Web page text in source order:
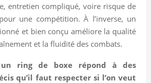
entretien compliqué, voire risque de
une compétition. À l’inverse, un
et bien conçu améliore la qualité
et la fluidité des combats.
un ring de boxe répond à des
qu’il faut respecter si l’on veut